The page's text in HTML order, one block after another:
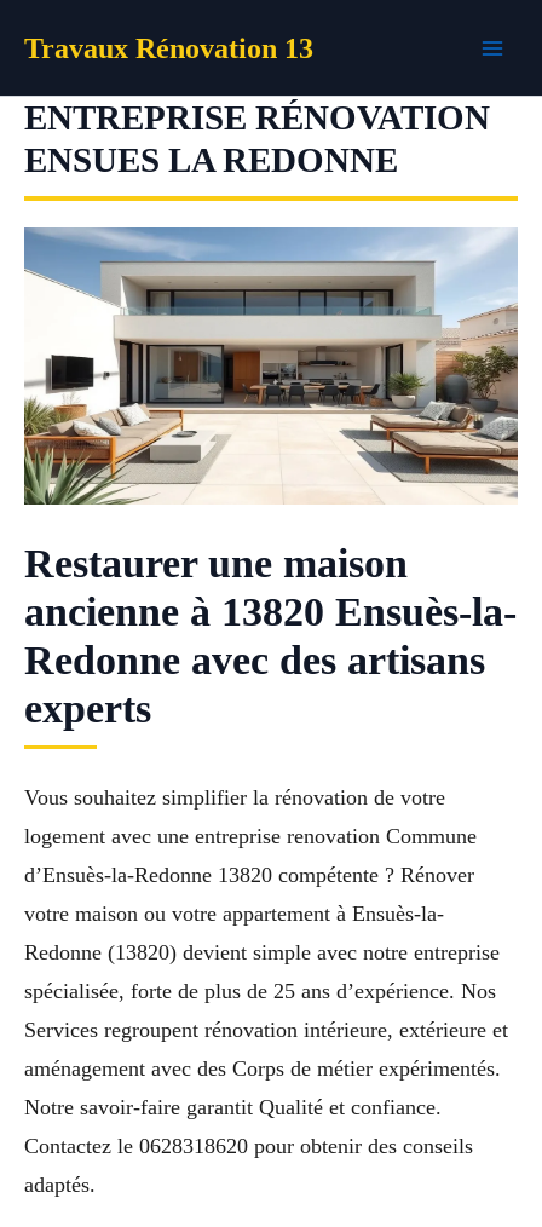
Travaux Rénovation 13
ENTREPRISE RÉNOVATION
ENSUES LA REDONNE
Restaurer une maison
ancienne à 13820 Ensuès-la-
Redonne avec des artisans
experts
Vous souhaitez simplifier la rénovation de votre
logement avec une entreprise renovation Commune
d’Ensuès-la-Redonne 13820 compétente ? Rénover
votre maison ou votre appartement à Ensuès-la-
Redonne (13820) devient simple avec notre entreprise
spécialisée, forte de plus de 25 ans d’expérience. Nos
Services regroupent rénovation intérieure, extérieure et
aménagement avec des Corps de métier expérimentés.
Notre savoir-faire garantit Qualité et confiance.
Contactez le 0628318620 pour obtenir des conseils
adaptés.